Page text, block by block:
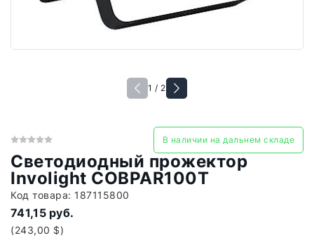
1 / 2
В наличии на дальнем складе
Светодиодный прожектор
Involight COBPAR100T
Код товара: 187115800
741,15 руб.
(243,00 $)